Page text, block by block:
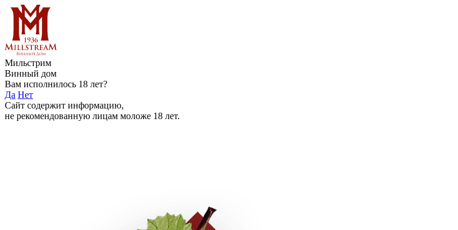
Мильстрим
Винный дом
Вам исполнилось 18 лет?
Да Нет
Сайт содержит информацию,
не рекомендованную лицам моложе 18 лет.